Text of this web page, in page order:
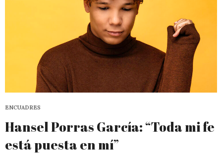
ENCUADRES
Hansel Porras García: “Toda mi fe
está puesta en mí”